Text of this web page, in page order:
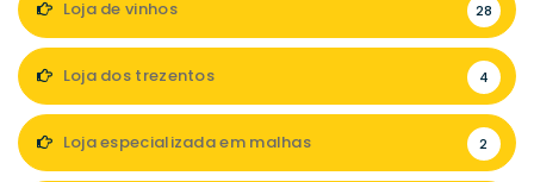
Loja de vinhos 28
Loja dos trezentos 4
Loja especializada em malhas 2